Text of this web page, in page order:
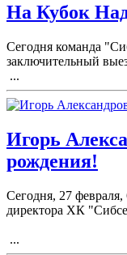
На Кубок
Сегодня команда
заключительный
...
Игорь
рождения!
Сегодня, 27 февраля,
директора ХК
...